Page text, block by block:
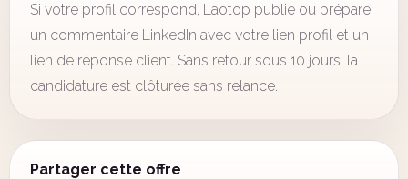
Si votre profil correspond, Laotop publie ou prépare
un commentaire LinkedIn avec votre lien profil et un
lien de réponse client. Sans retour sous 10 jours, la
candidature est clôturée sans relance.
Partager cette offre